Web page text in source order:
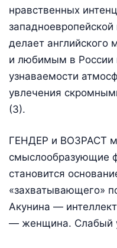
нравственных
делает английского
и любимым в России
узнаваемости
увлечения
(3).
ГЕНДЕР и ВОЗРАСТ
смыслообразующие
становится
«захватывающего»
Акунина —
— женщина. Слабый